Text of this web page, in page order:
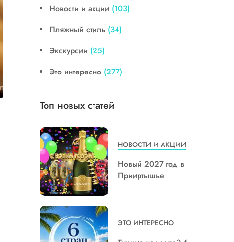
Новости и акции (103)
Пляжный стиль (34)
Экскурсии (25)
Это интересно (277)
Топ новых статей
НОВОСТИ И АКЦИИ
Новый 2027 год в
Прииртышье
ЭТО ИНТЕРЕСНО